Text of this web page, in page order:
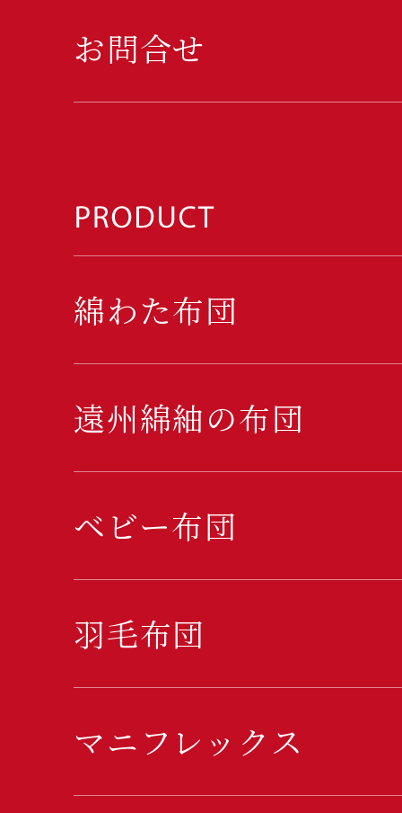
お問合せ
綿わた布団
遠州綿紬の布団
ベビー布団
羽毛布団
マニフレックス